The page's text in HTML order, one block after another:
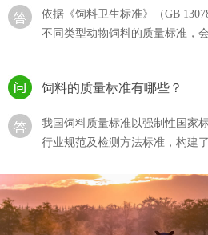
依据《饲料卫生标准》（GB
不同类型动物饲料的质量标准，
饲料的质量标准有哪些？
我国饲料质量标准以强制性国家
行业规范及检测方法标准，构建
猪饲料的选购？
猪饲料的选购直接影响生猪生长